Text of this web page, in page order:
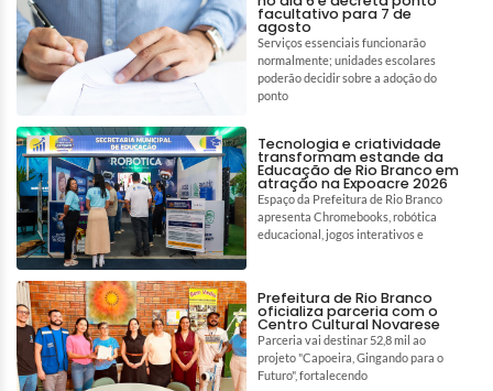
facultativo para 7 de
agosto
Serviços essenciais funcionarão
normalmente; unidades escolares
poderão decidir sobre a adoção do
ponto
Tecnologia e criatividade
transformam estande da
Educação de Rio Branco em
atração na Expoacre 2026
Espaço da Prefeitura de Rio Branco
apresenta Chromebooks, robótica
educacional, jogos interativos e
Prefeitura de Rio Branco
oficializa parceria com o
Centro Cultural Novarese
Parceria vai destinar 52,8 mil ao
projeto "Capoeira, Gingando para o
Futuro", fortalecendo